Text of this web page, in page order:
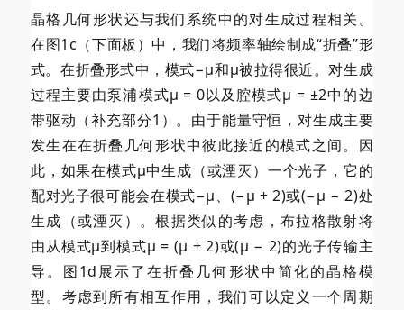
晶格几何形状还与我们系统中的对生成过程相关。
在图1c（下面板）中，我们将频率轴绘制成“折叠”形
式。在折叠形式中，模式−μ和μ被拉得很近。对生成
过程主要由泵浦模式μ = 0以及腔模式μ = ±2中的边
带驱动（补充部分1）。由于能量守恒，对生成主要
发生在在折叠几何形状中彼此接近的模式之间。因
此，如果在模式μ中生成（或湮灭）一个光子，它的
配对光子很可能会在模式−μ、(−μ + 2)或(−μ − 2)处
生成（或湮灭）。根据类似的考虑，布拉格散射将
由从模式μ到模式μ = (μ + 2)或(μ − 2)的光子传输主
导。图1d展示了在折叠几何形状中简化的晶格模
型。考虑到所有相互作用，我们可以定义一个周期